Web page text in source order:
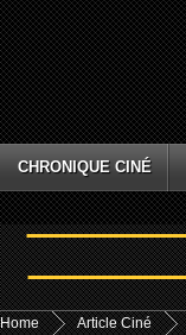
CHRONIQUE CINÉ
Home Article Ciné